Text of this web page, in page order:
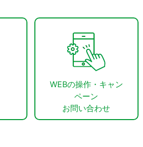
WEBの操作・キャン
ペーン
お問い合わせ